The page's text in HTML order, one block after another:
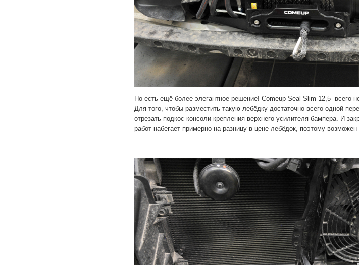
Но есть ещё более элегантное решение! Comeup Seal Slim 12,5 всего
Для того, чтобы разместить такую лебёдку достаточно всего одной
отрезать подкос консоли крепления верхнего усилителя бампера. И
работ набегает примерно на разницу в цене лебёдок, поэтому